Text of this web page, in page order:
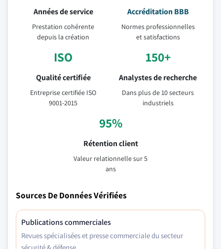
Années de service
Prestation cohérente
depuis la création
Accréditation BBB
Normes professionnelles
et satisfactions
ISO
Qualité certifiée
Entreprise certifiée ISO
9001-2015
150+
Analystes de recherche
Dans plus de 10 secteurs
industriels
95%
Rétention client
Valeur relationnelle sur 5
ans
Sources De Données Vérifiées
Publications commerciales
Revues spécialisées et presse commerciale du secteur